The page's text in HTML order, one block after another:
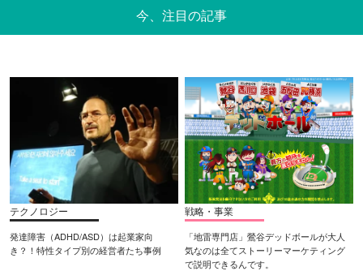
今、注目の記事
テクノロジー
発達障害（ADHD/ASD）は起業家向
き？！特性タイプ別の経営者たち事例
戦略・事業
「地雷専門店」鶯谷デッドボールが大人
気なのは全てストーリーマーケティング
で説明できるんです。